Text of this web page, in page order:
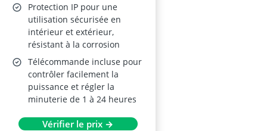
Protection IP pour une
utilisation sécurisée en
intérieur et extérieur,
résistant à la corrosion
Télécommande incluse pour
contrôler facilement la
puissance et régler la
minuterie de 1 à 24 heures
Vérifier le prix →